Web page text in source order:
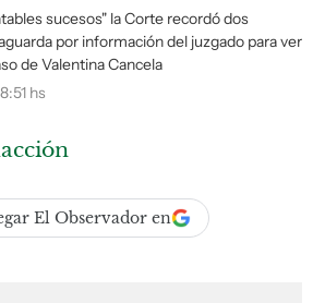
sucesos" la Corte recordó dos
por información del juzgado para ver
de Valentina Cancela
hs
El Observador en